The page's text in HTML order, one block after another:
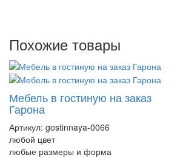
Похожие товары
Мебель в гостиную на заказ
Гарона
Артикул: gostinnaya-0066
любой цвет
любые размеры и форма